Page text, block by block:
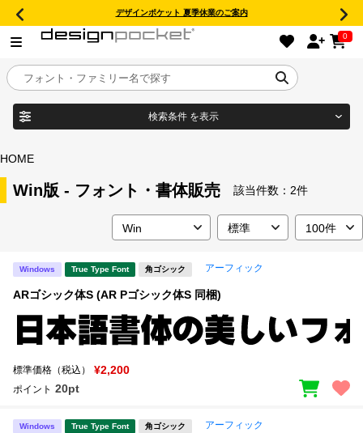
デザインポケット 夏季休業のご案内
0
目的別フォントガイド
年間ライセンス商品
キャンペーン一覧
新着一覧
検索条件 を表示
フォント形式
HOME
Win版 - フォント・書体販売 該当件数： 2件
Windows True Type Font 角ゴシック アーフィック
ARゴシック体S (AR Pゴシック体S 同梱)
標準価格（税込） ¥2,200
ポイント 20pt
Windows True Type Font 角ゴシック アーフィック